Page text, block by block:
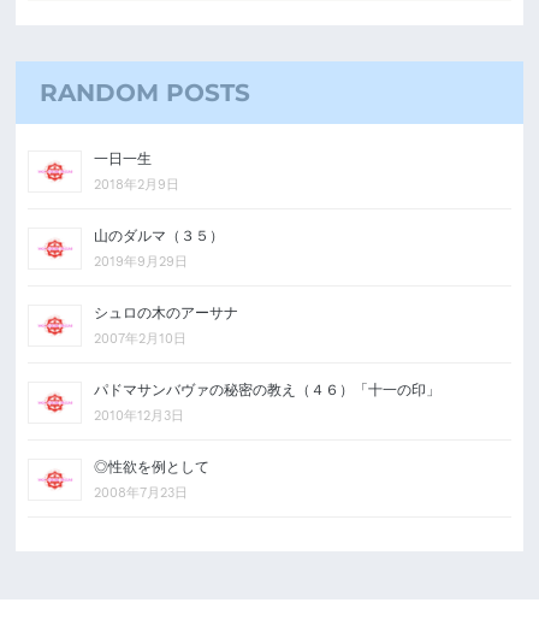
RANDOM POSTS
一日一生
2018年2月9日
山のダルマ（３５）
2019年9月29日
シュロの木のアーサナ
2007年2月10日
パドマサンバヴァの秘密の教え（４６）「十一の印」
2010年12月3日
◎性欲を例として
2008年7月23日